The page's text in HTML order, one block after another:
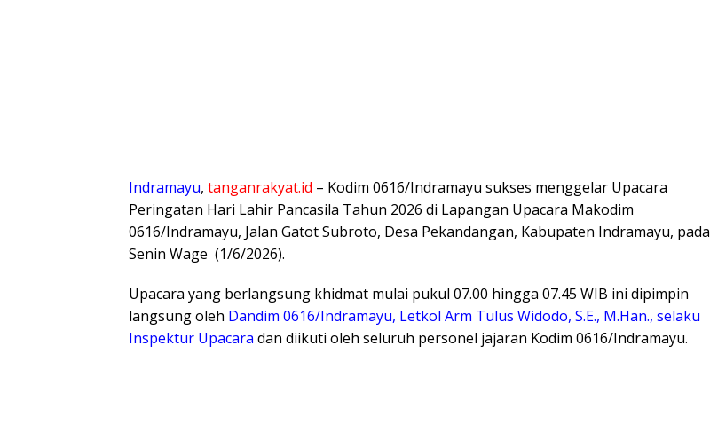
​Indramayu, tanganrakyat.id – Kodim 0616/Indramayu sukses menggelar Upacara
Peringatan Hari Lahir Pancasila Tahun 2026 di Lapangan Upacara Makodim
0616/Indramayu, Jalan Gatot Subroto, Desa Pekandangan, Kabupaten Indramayu, pada
Senin Wage (1/6/2026).
Upacara yang berlangsung khidmat mulai pukul 07.00 hingga 07.45 WIB ini dipimpin
langsung oleh Dandim 0616/Indramayu, Letkol Arm Tulus Widodo, S.E., M.Han., selaku
Inspektur Upacara dan diikuti oleh seluruh personel jajaran Kodim 0616/Indramayu.